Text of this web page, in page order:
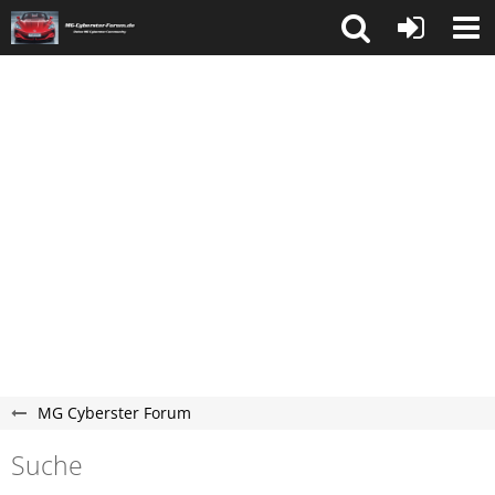
MG Cyberster Forum
Suche